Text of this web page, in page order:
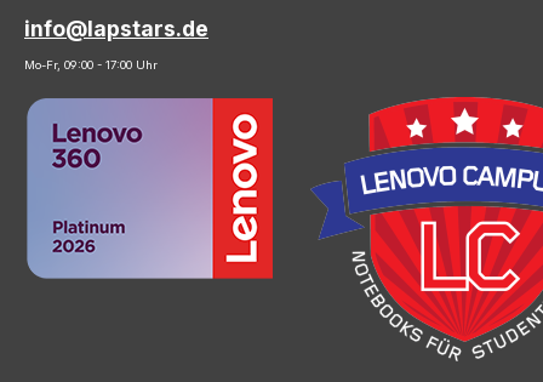
info@lapstars.de
Mo-Fr, 09:00 - 17:00 Uhr